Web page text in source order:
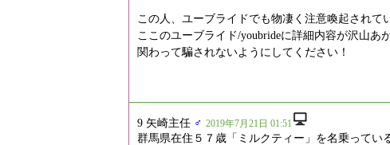
この人、ユーブライドでも物凄く注意喚起されて
ここのユーブライド/youbrideに詳細内容が沢山あ
関わって騙されないようにしてください！
9 矢崎主任 ♂ 2019年7月21日 01:51
群馬県在住５７歳「ミルクティー」を名乗ってい